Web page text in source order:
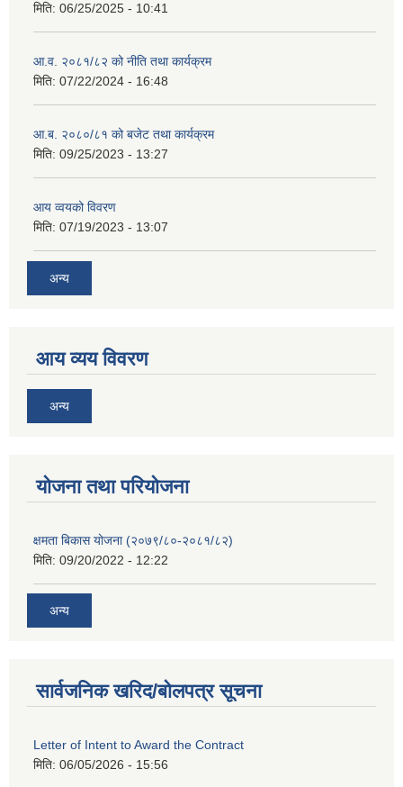
मिति: 06/25/2025 - 10:41
आ.व. २०८१/८२ को नीति तथा कार्यक्रम
मिति: 07/22/2024 - 16:48
आ.ब. २०८०/८१ को बजेट तथा कार्यक्रम
मिति: 09/25/2023 - 13:27
आय व्वयको विवरण
मिति: 07/19/2023 - 13:07
अन्य
आय व्यय विवरण
अन्य
याेजना तथा परियाेजना
क्षमता बिकास योजना (२०७९/८०-२०८१/८२)
मिति: 09/20/2022 - 12:22
अन्य
सार्वजनिक खरिद/बोलपत्र सूचना
Letter of Intent to Award the Contract
मिति: 06/05/2026 - 15:56